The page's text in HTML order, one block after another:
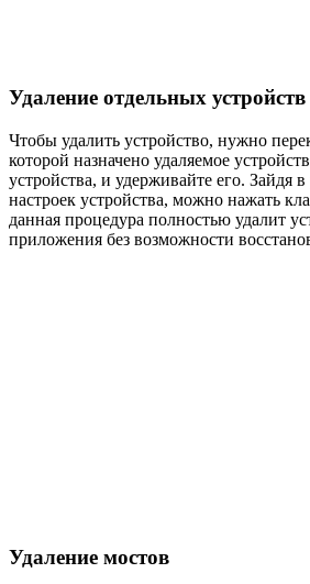
Удаление отдельных устройств
Чтобы удалить устройство, нужно
которой назначено удаляемое
устройства, и удерживайте его. Зайдя
настроек устройства, можно нажать
данная процедура полностью удалит
приложения без возможности
Удаление мостов